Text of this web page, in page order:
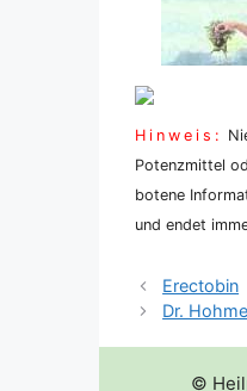
Hin­weis:
Potenz­mit­tel
bo­te­ne
und endet
Erectobin
Dr.
©